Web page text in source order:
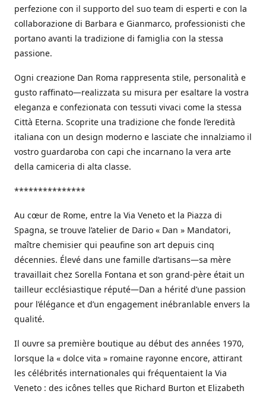
perfezione con il supporto del suo team di esperti e con la
collaborazione di Barbara e Gianmarco, professionisti che
portano avanti la tradizione di famiglia con la stessa
passione.
Ogni creazione Dan Roma rappresenta stile, personalità e
gusto raffinato—realizzata su misura per esaltare la vostra
eleganza e confezionata con tessuti vivaci come la stessa
Città Eterna. Scoprite una tradizione che fonde l’eredità
italiana con un design moderno e lasciate che innalziamo il
vostro guardaroba con capi che incarnano la vera arte
della camiceria di alta classe.
***************
Au cœur de Rome, entre la Via Veneto et la Piazza di
Spagna, se trouve l’atelier de Dario « Dan » Mandatori,
maître chemisier qui peaufine son art depuis cinq
décennies. Élevé dans une famille d’artisans—sa mère
travaillait chez Sorella Fontana et son grand-père était un
tailleur ecclésiastique réputé—Dan a hérité d’une passion
pour l’élégance et d’un engagement inébranlable envers la
qualité.
Il ouvre sa première boutique au début des années 1970,
lorsque la « dolce vita » romaine rayonne encore, attirant
les célébrités internationales qui fréquentaient la Via
Veneto : des icônes telles que Richard Burton et Elizabeth